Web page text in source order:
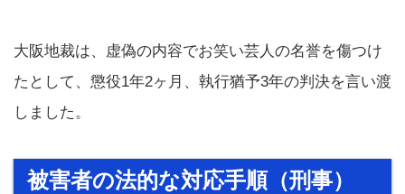
大阪地裁は、虚偽の内容でお笑い芸人の名誉を傷つけ
たとして、懲役1年2ヶ月、執行猶予3年の判決を言い渡
しました。
被害者の法的な対応手順（刑事）